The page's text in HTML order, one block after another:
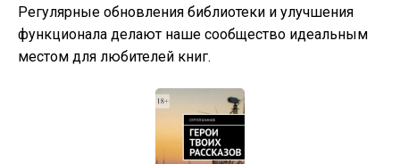
Регулярные обновления библиотеки и улучшения
функционала делают наше сообщество идеальным
местом для любителей книг.